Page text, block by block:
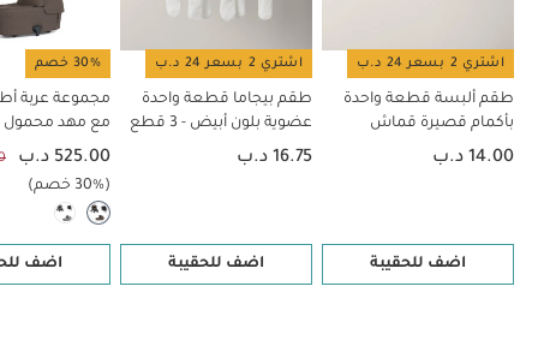
اشتري 2 بسعر 24 د.ب
طقم ألبسة قطعة واحدة
بأكمام قصيرة قماش
عضوي بلون أبيض - 5 قطع
14.00 د.ب
اضف للحقيبة
اشتري 2 بسعر 24 د.ب
طقم بيجاما قطعة واحدة
عضوية بلون أبيض - 3 قطع
16.75 د.ب
اضف للحقيبة
30% خصم
مع مهد محمول
525.00 د.ب
(30% خصم)
اضف